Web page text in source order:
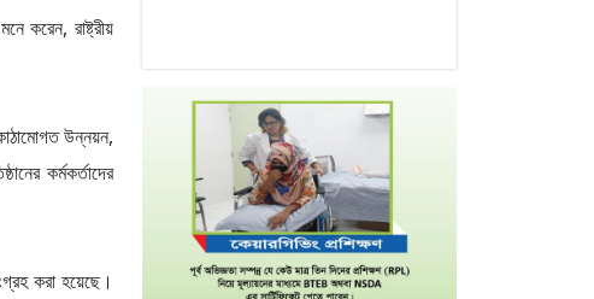
করেন, রাষ্ট্রীয়
উন্নয়ন,
কর্মকর্তাদের
করা হয়েছে।